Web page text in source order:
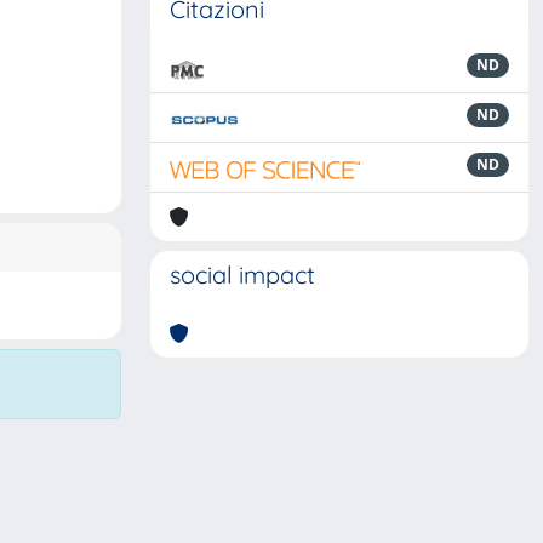
Citazioni
ND
ND
ND
social impact